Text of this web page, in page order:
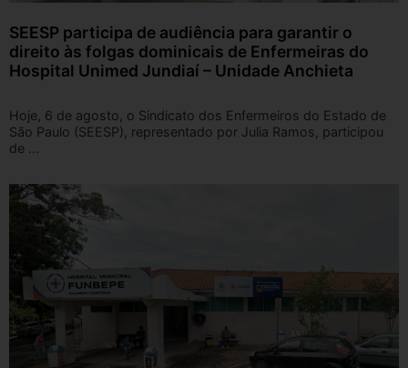
SEESP participa de audiência para garantir o
direito às folgas dominicais de Enfermeiras do
Hospital Unimed Jundiaí – Unidade Anchieta
Hoje, 6 de agosto, o Sindicato dos Enfermeiros do Estado de
São Paulo (SEESP), representado por Julia Ramos, participou
de ...